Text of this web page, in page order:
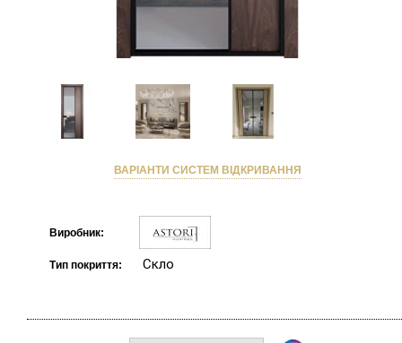
ВАРІАНТИ СИСТЕМ ВІДКРИВАННЯ
Виробник:
Тип покриття: Скло